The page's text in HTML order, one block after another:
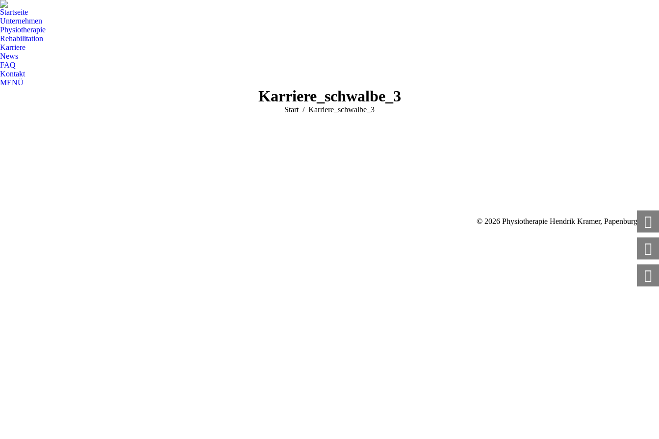
Startseite
Unternehmen
Physiotherapie
Rehabilitation
Karriere
News
FAQ
Kontakt
MENÜ
Karriere_schwalbe_3
Sie befinden sich hier:
Start Karriere_schwalbe_3
© 2026 Physiotherapie Hendrik Kramer, Papenburg